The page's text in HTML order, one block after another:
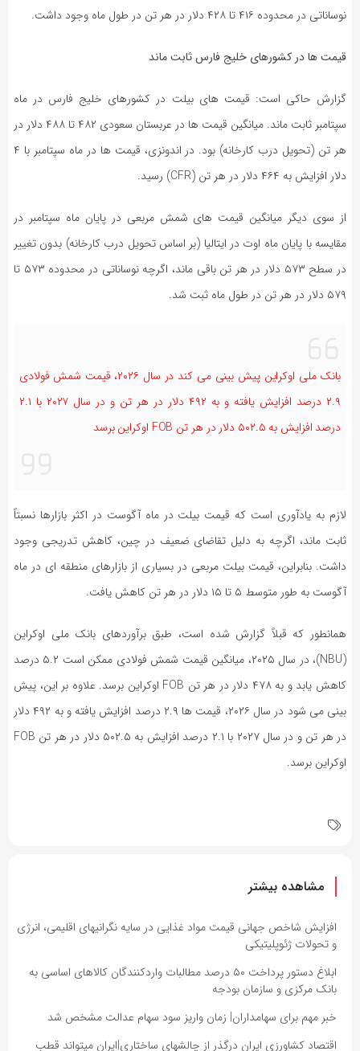
نوساناتی در محدوده ۴۱۶ تا ۴۲۸ دلار در هر تن در طول ماه وجود داشت.
قیمت ها در کشورهای خلیج فارس ثابت ماند
گزارش حاکی است: قیمت‌ های بیلت در کشورهای خلیج فارس در ماه
سپتامبر ثابت ماند. میانگین قیمت‌ ها در عربستان سعودی ۴۸۲ تا ۴۸۸ دلار در
هر تن (تحویل درب کارخانه) بود. در اندونزی، قیمت‌ ها در ماه سپتامبر با ۴
دلار افزایش به ۴۶۴ دلار در هر تن (CFR) رسید.
از سوی دیگر میانگین قیمت‌ های شمش مربعی در پایان ماه سپتامبر در
مقایسه با پایان ماه اوت در ایتالیا (بر اساس تحویل درب کارخانه) بدون تغییر
در سطح ۵۷۳ دلار در هر تن باقی ماند، اگرچه نوساناتی در محدوده ۵۷۳ تا
۵۷۹ دلار در هر تن در طول ماه ثبت شد.
بانک ملی اوکراین پیش ‌بینی می کند در سال ۲۰۲۶، قیمت‌ شمش فولادی
۲.۹ درصد افزایش یافته و به ۴۹۲ دلار در هر تن و در سال ۲۰۲۷ با ۲.۱
درصد افزایش به ۵۰۲.۵ دلار در هر تن FOB اوکراین برسد
لازم به یادآوری است که قیمت بیلت در ماه آگوست در اکثر بازارها نسبتاً
ثابت ماند، اگرچه به دلیل تقاضای ضعیف در چین، کاهش تدریجی وجود
داشت. بنابراین، قیمت بیلت مربعی در بسیاری از بازارهای منطقه ‌ای در ماه
آگوست به طور متوسط ‌۵ تا ۱۵ دلار در هر تن کاهش یافت.
همانطور که قبلاً گزارش شده است، طبق برآوردهای بانک ملی اوکراین
(NBU)، در سال ۲۰۲۵، میانگین قیمت شمش فولادی ممکن است ۵.۲ درصد
کاهش یابد و به ۴۷۸ دلار در هر تن FOB اوکراین برسد. علاوه بر این، پیش
‌بینی می ‌شود در سال ۲۰۲۶، قیمت‌ ها ۲.۹ درصد افزایش یافته و به ۴۹۲ دلار
در هر تن و در سال ۲۰۲۷ با ۲.۱ درصد افزایش به ۵۰۲.۵ دلار در هر تن FOB
اوکراین برسد.
مشاهده بیشتر
افزایش شاخص جهانی قیمت مواد غذایی در سایه نگرانیهای اقلیمی، انرژی
و تحولات ژئوپلیتیکی
ابلاغ دستور پرداخت ۵۰ درصد مطالبات واردکنندگان کالاهای اساسی به
بانک مرکزی و سازمان بودجه
خبر مهم برای سهامداران| زمان واریز سود سهام عدالت مشخص شد
اقتصاد کشاورزی ایران درگذر از چالشهای ساختاری|ایران میتواند قطب